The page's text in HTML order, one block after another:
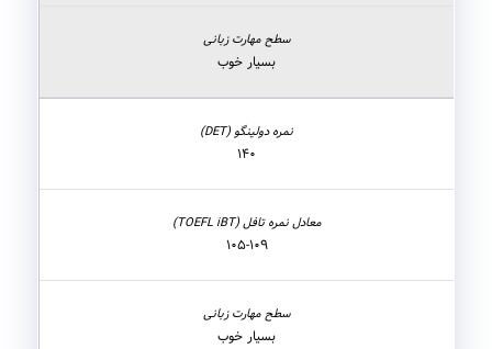
بسیار خوب
۱۴۰
۱۰۵-۱۰۹
بسیار خوب